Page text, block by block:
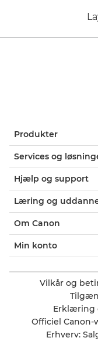
Produkter
Services og
Hjælp og support
Læring og
Om Canon
Min konto
Vilkår og
Erklæring
Officiel Canon-
Erhverv: